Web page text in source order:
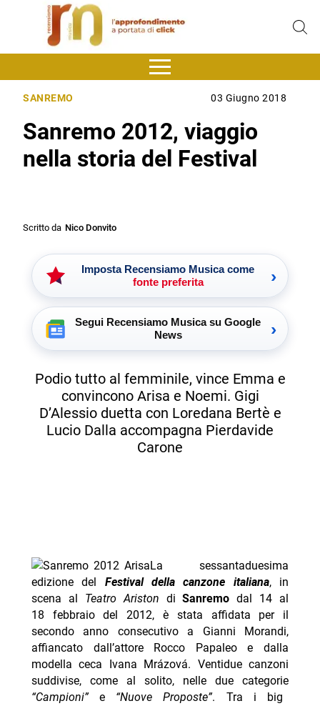
SANREMO 03 Giugno 2018
Sanremo 2012, viaggio
nella storia del Festival
Scritto da Nico Donvito
Imposta Recensiamo Musica come
fonte preferita
›
Segui Recensiamo Musica su Google
News
›
Podio tutto al femminile, vince Emma e
convincono Arisa e Noemi. Gigi
D’Alessio duetta con Loredana Bertè e
Lucio Dalla accompagna Pierdavide
Carone
La sessantaduesima
edizione del Festival della canzone italiana, in
scena al Teatro Ariston diSanremo dal 14 al
18 febbraio del 2012, è stata affidata per il
secondo anno consecutivo a Gianni Morandi,
affiancato dall’attore Rocco Papaleo e dalla
modella ceca Ivana Mrázová. Ventidue canzoni
suddivise, come al solito, nelle due categorie
“Campioni”e “Nuove Proposte”. Tra i big